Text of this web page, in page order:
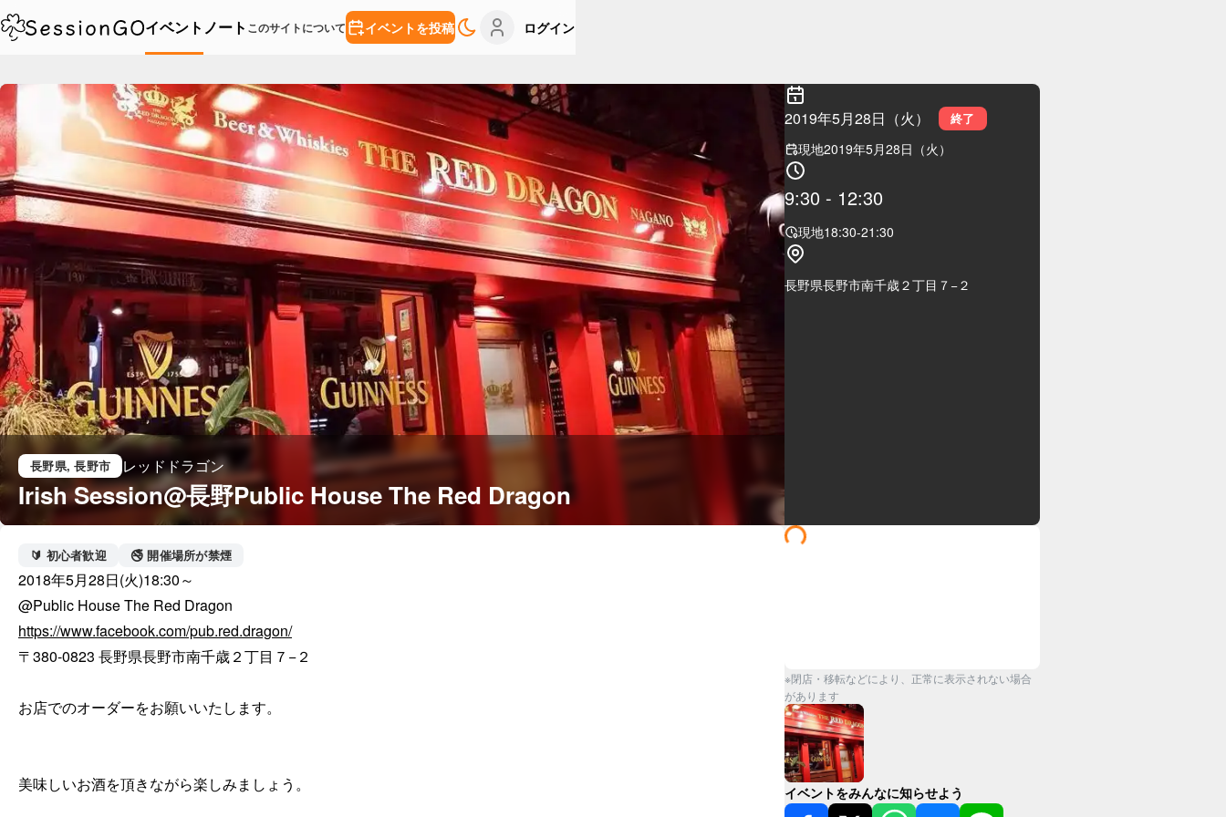
イベント ノート このサイトについて イベントを投稿 ログイン
長野県, 長野市 レッドドラゴン
Irish Session@長野Public House The Red Dragon
2019年5月28日（火） 終了
現地2019年5月28日（火）
9:30 - 12:30
現地18:30-21:30
長野県長野市南千歳２丁目７−２
🔰 初心者歓迎 🚭 開催場所が禁煙
2018年5月28日(火)18:30～
https://www.facebook.com/pub.red.dragon/
〒380-0823 長野県長野市南千歳２丁目７−２
お店でのオーダーをお願いいたします。
美味しいお酒を頂きながら楽しみましょう。
※閉店・移転などにより、正常に表示されない場合
があります
イベントをみんなに知らせよう